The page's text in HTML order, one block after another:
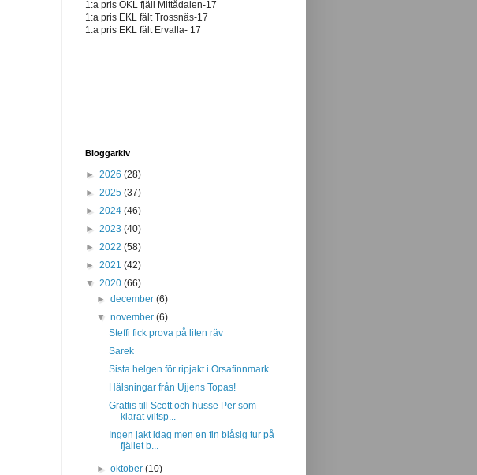
1:a pris ÖKL fjäll Mittådalen-17
1:a pris EKL fält Trossnäs-17
1:a pris EKL fält Ervalla- 17
Bloggarkiv
► 2026 (28)
► 2025 (37)
► 2024 (46)
► 2023 (40)
► 2022 (58)
► 2021 (42)
▼ 2020 (66)
►december(6)
▼november(6)
Steffi fick prova på liten räv
Sarek
Sista helgen för ripjakt i Orsafinnmark.
Hälsningar från Ujjens Topas!
Grattis till Scott och husse Per som
klarat viltsp...
Ingen jakt idag men en fin blåsig tur på
fjället b...
►oktober(10)